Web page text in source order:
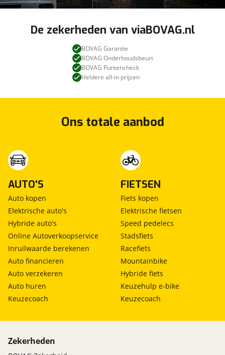
Verkeersborden assistent
Active afstand assitent DISTRONIC
Electrische parkeerrem
diensten
Navigatie op harde schijf incl. 3 jaar gratis
kaartupdates
Vooras met verhoogd laadvermogen
Achteras, brede uitvoering
Chassis uni lak Arctic white
Radiator omlijsting in voertuigkleur
Voorbumper en aanbouwdelen gespoten in
voertuigkleur
16″ banden (RG8)
243664 Lichtmetalen velgen voor standaard
banden
All-season banden camper
Airbag bestuurder en bijrijder
In hoogte verstelbare bestuurdersstoel
De zekerheden van viaBOVAG.nl
BOVAG Garantie
BOVAG Onderhoudsbeurt
BOVAG Puntencheck
Heldere all-in prijzen
Ons totale aanbod
AUTO'S
Auto kopen
Elektrische auto's
Hybride auto's
Online Autoverkoopservice
Inruilwaarde berekenen
Auto financieren
Auto verzekeren
Auto huren
Keuzecoach
FIETSEN
Fiets kopen
Elektrische fietsen
Speed pedelecs
Stadsfiets
Racefiets
Mountainbike
Hybride fiets
Keuzehulp e-bike
Keuzecoach
Zekerheden